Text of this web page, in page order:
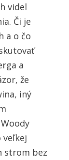
videl
Či je
a o čo
a
že
iný
veľkej
strom bez